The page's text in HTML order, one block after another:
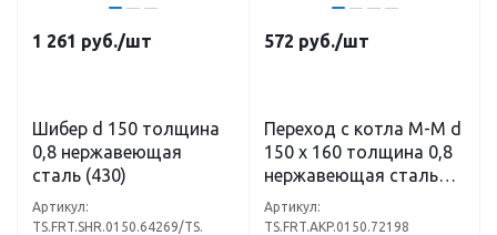
1 261 руб./шт
Шибер d 150 толщина
0,8 нержавеющая
сталь (430)
Артикул:
TS.FRT.SHR.0150.64269/TS.
572 руб./шт
Переход с котла М-М d
150 х 160 толщина 0,8
нержавеющая сталь
(430)
Артикул:
TS.FRT.AKP.0150.72198